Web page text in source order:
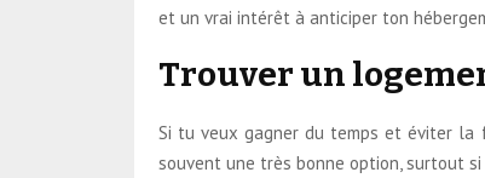
et un vrai intérêt à anticiper ton
Trouver un
Si tu veux gagner du temps et éviter la
souvent une très bonne option, surtout